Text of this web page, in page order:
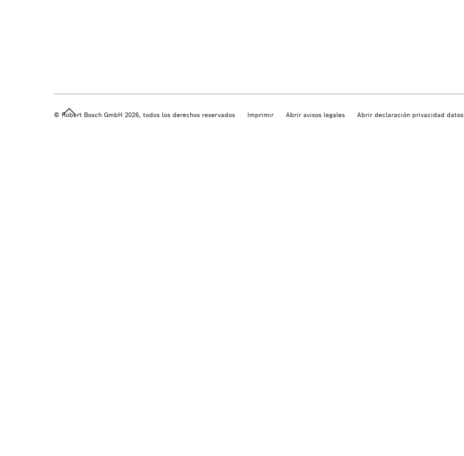
Imprimir Abrir avisos legales Abrir declaración privacidad datos
© Robert Bosch GmbH 2026, todos los derechos reservados